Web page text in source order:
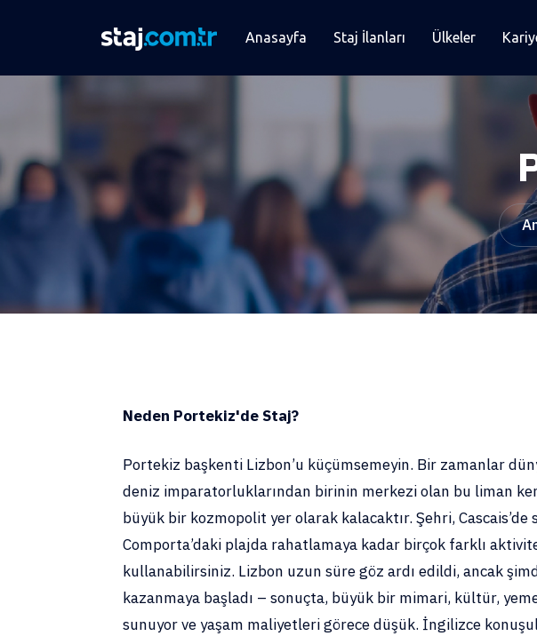
Anasayfa Staj İlanları Ülkeler
Neden Portekiz'de Staj?
Portekiz başkenti Lizbon’u küçümsemeyin. Bir zamanlar
deniz imparatorluklarından birinin merkezi olan bu liman
büyük bir kozmopolit yer olarak kalacaktır. Şehri,
Comporta’daki plajda rahatlamaya kadar birçok farklı
kullanabilirsiniz. Lizbon uzun süre göz ardı edildi, ancak
kazanmaya başladı – sonuçta, büyük bir mimari, kültür,
sunuyor ve yaşam maliyetleri görece düşük. İngilizce